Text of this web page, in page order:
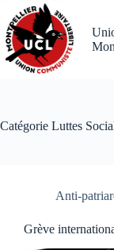
Passer
au
contenu
Catégorie Luttes
Anti-
Grève